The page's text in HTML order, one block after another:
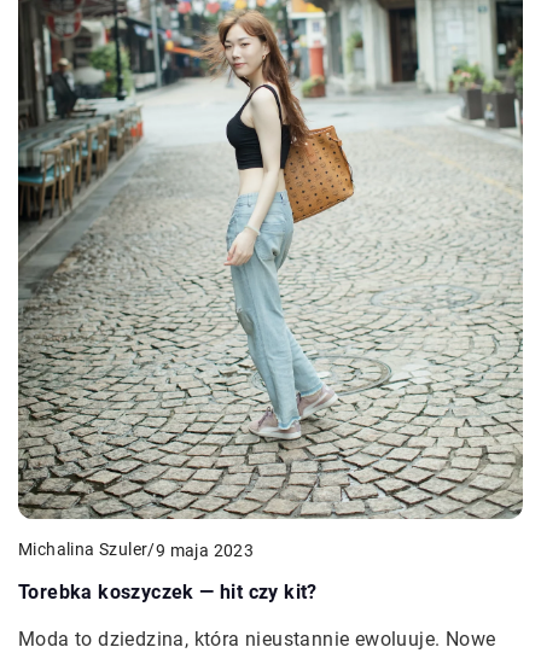
Michalina Szuler/9 maja 2023
Torebka koszyczek — hit czy kit?
Moda to dziedzina, która nieustannie ewoluuje. Nowe